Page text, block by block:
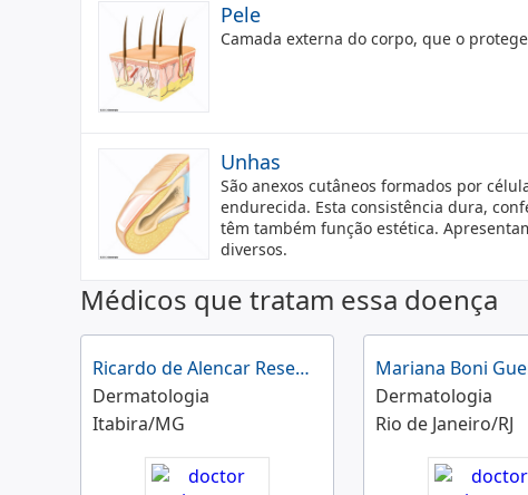
Pele
Camada externa do corpo, que o
Unhas
São anexos cutâneos formados por
endurecida. Esta consistência dura,
têm também função estética.
diversos.
Médicos que tratam essa doença
Ricardo de Alencar Resende
Dermatologia
Itabira/MG
Mariana Boni
Dermatologia
Rio de Janeiro/RJ